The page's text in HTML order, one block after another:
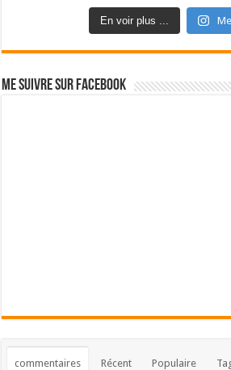
En voir plus ...
Me suivre sur Facebook
commentaires Récent Populaire